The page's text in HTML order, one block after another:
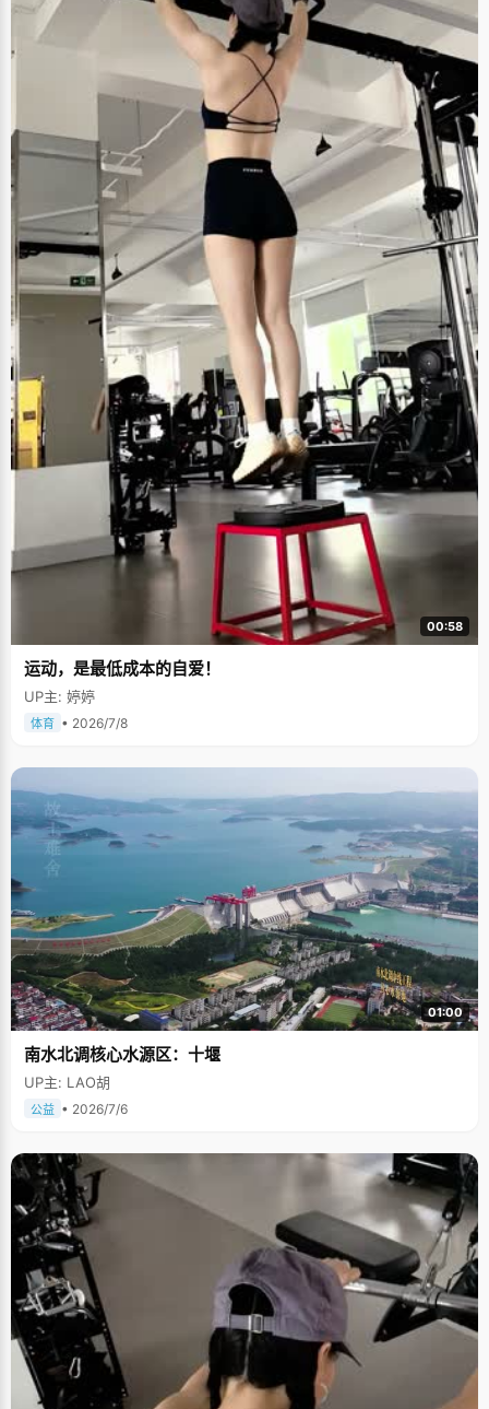
00:58
运动，是最低成本的自爱！
UP主: 婷婷
体育 • 2026/7/8
01:00
南水北调核心水源区：十堰
UP主: LAO胡
公益 • 2026/7/6